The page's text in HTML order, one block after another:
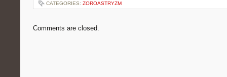
CATEGORIES: ZOROASTRYZM
Comments are closed.